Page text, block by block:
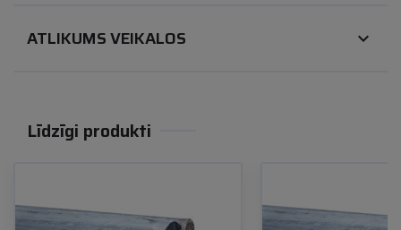
ATLIKUMS VEIKALOS expand_more
Līdzīgi produkti